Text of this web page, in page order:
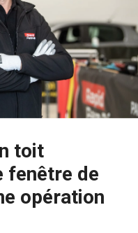
toit
fenêtre de
opération